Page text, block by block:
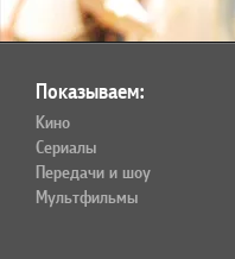
Показываем:
Кино
Сериалы
Передачи и шоу
Мультфильмы